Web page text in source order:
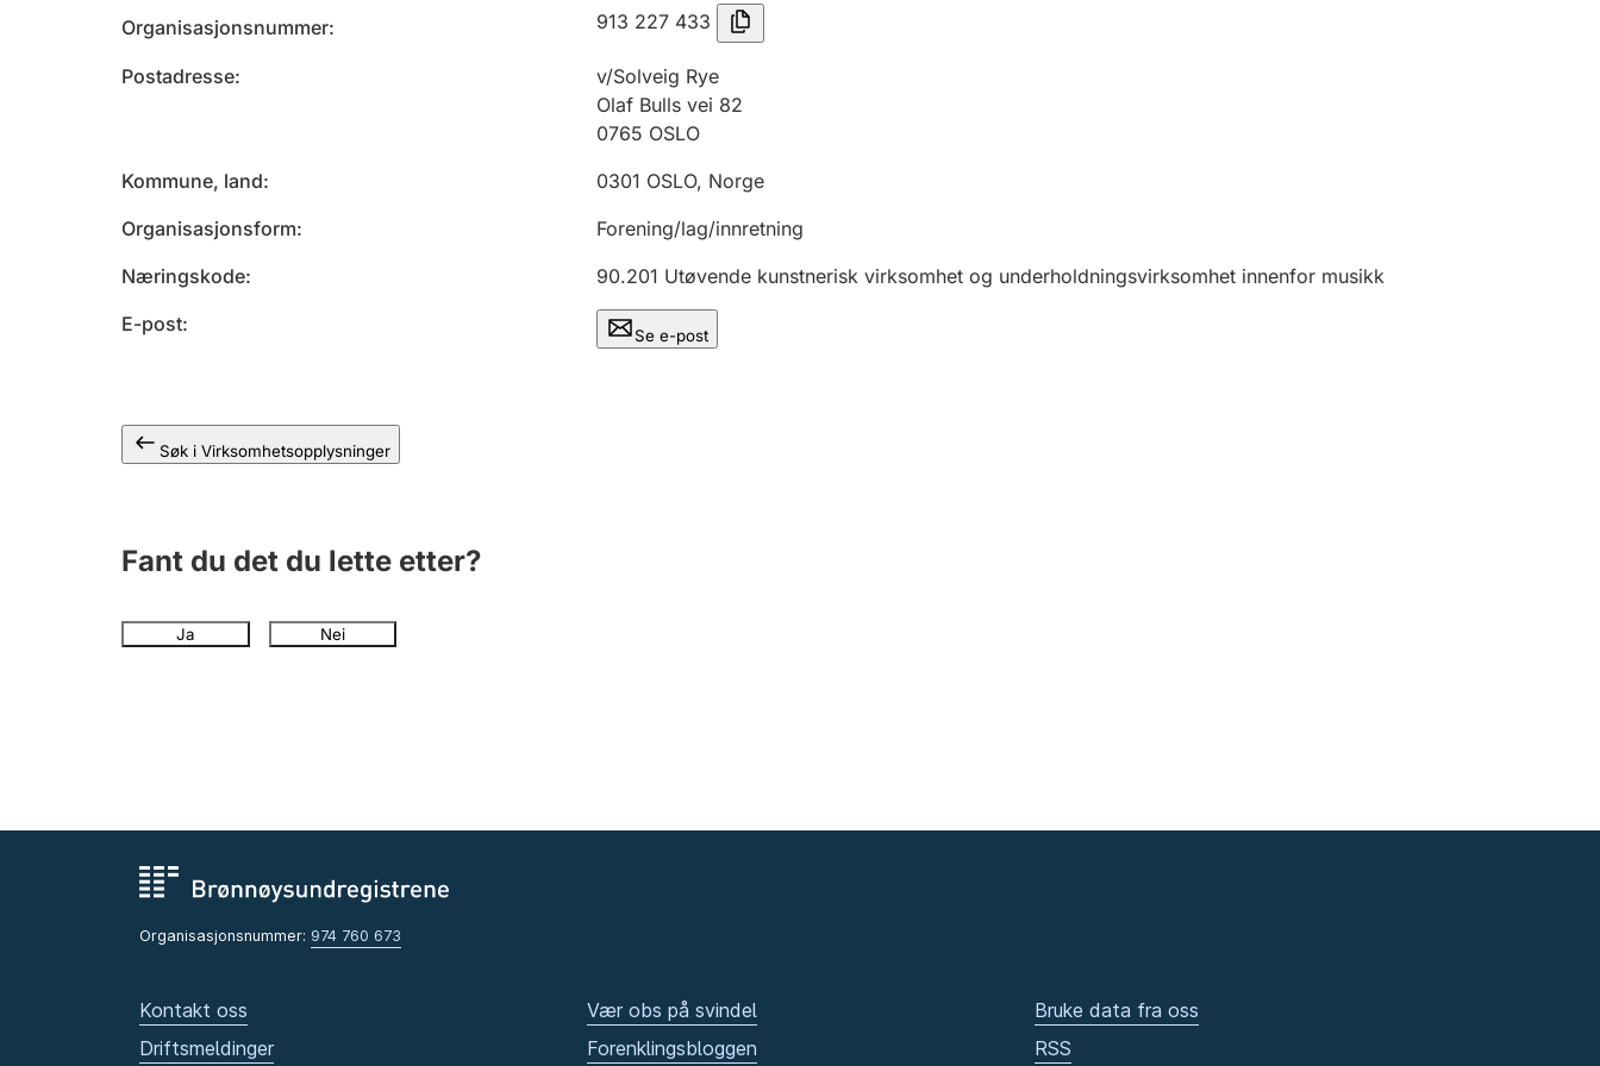
Organisasjonsnummer 913 227 433
Postadresse
v/Solveig Rye
Olaf Bulls vei 82
0765 OSLO
Kommune, land
0301 OSLO, Norge
Organisasjonsform
Forening/lag/innretning
Næringskode
90.201 Utøvende kunstnerisk virksomhet og underholdningsvirksomhet innenfor musikk
E-post
Se e-post
Søk i Virksomhetsopplysninger
Fant du det du lette etter?
Ja Nei
Organisasjonsnummer: 974 760 673
Kontakt oss
Driftsmeldinger
Vær obs på svindel
Forenklingsbloggen
Bruke data fra oss
RSS